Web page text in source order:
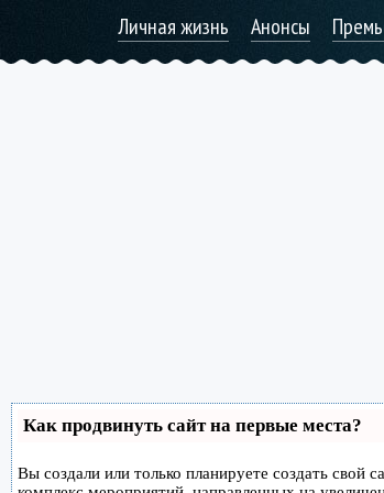
Личная жизнь Анонсы
Как продвинуть сайт на первые места?
Вы создали или только планируете создать свой